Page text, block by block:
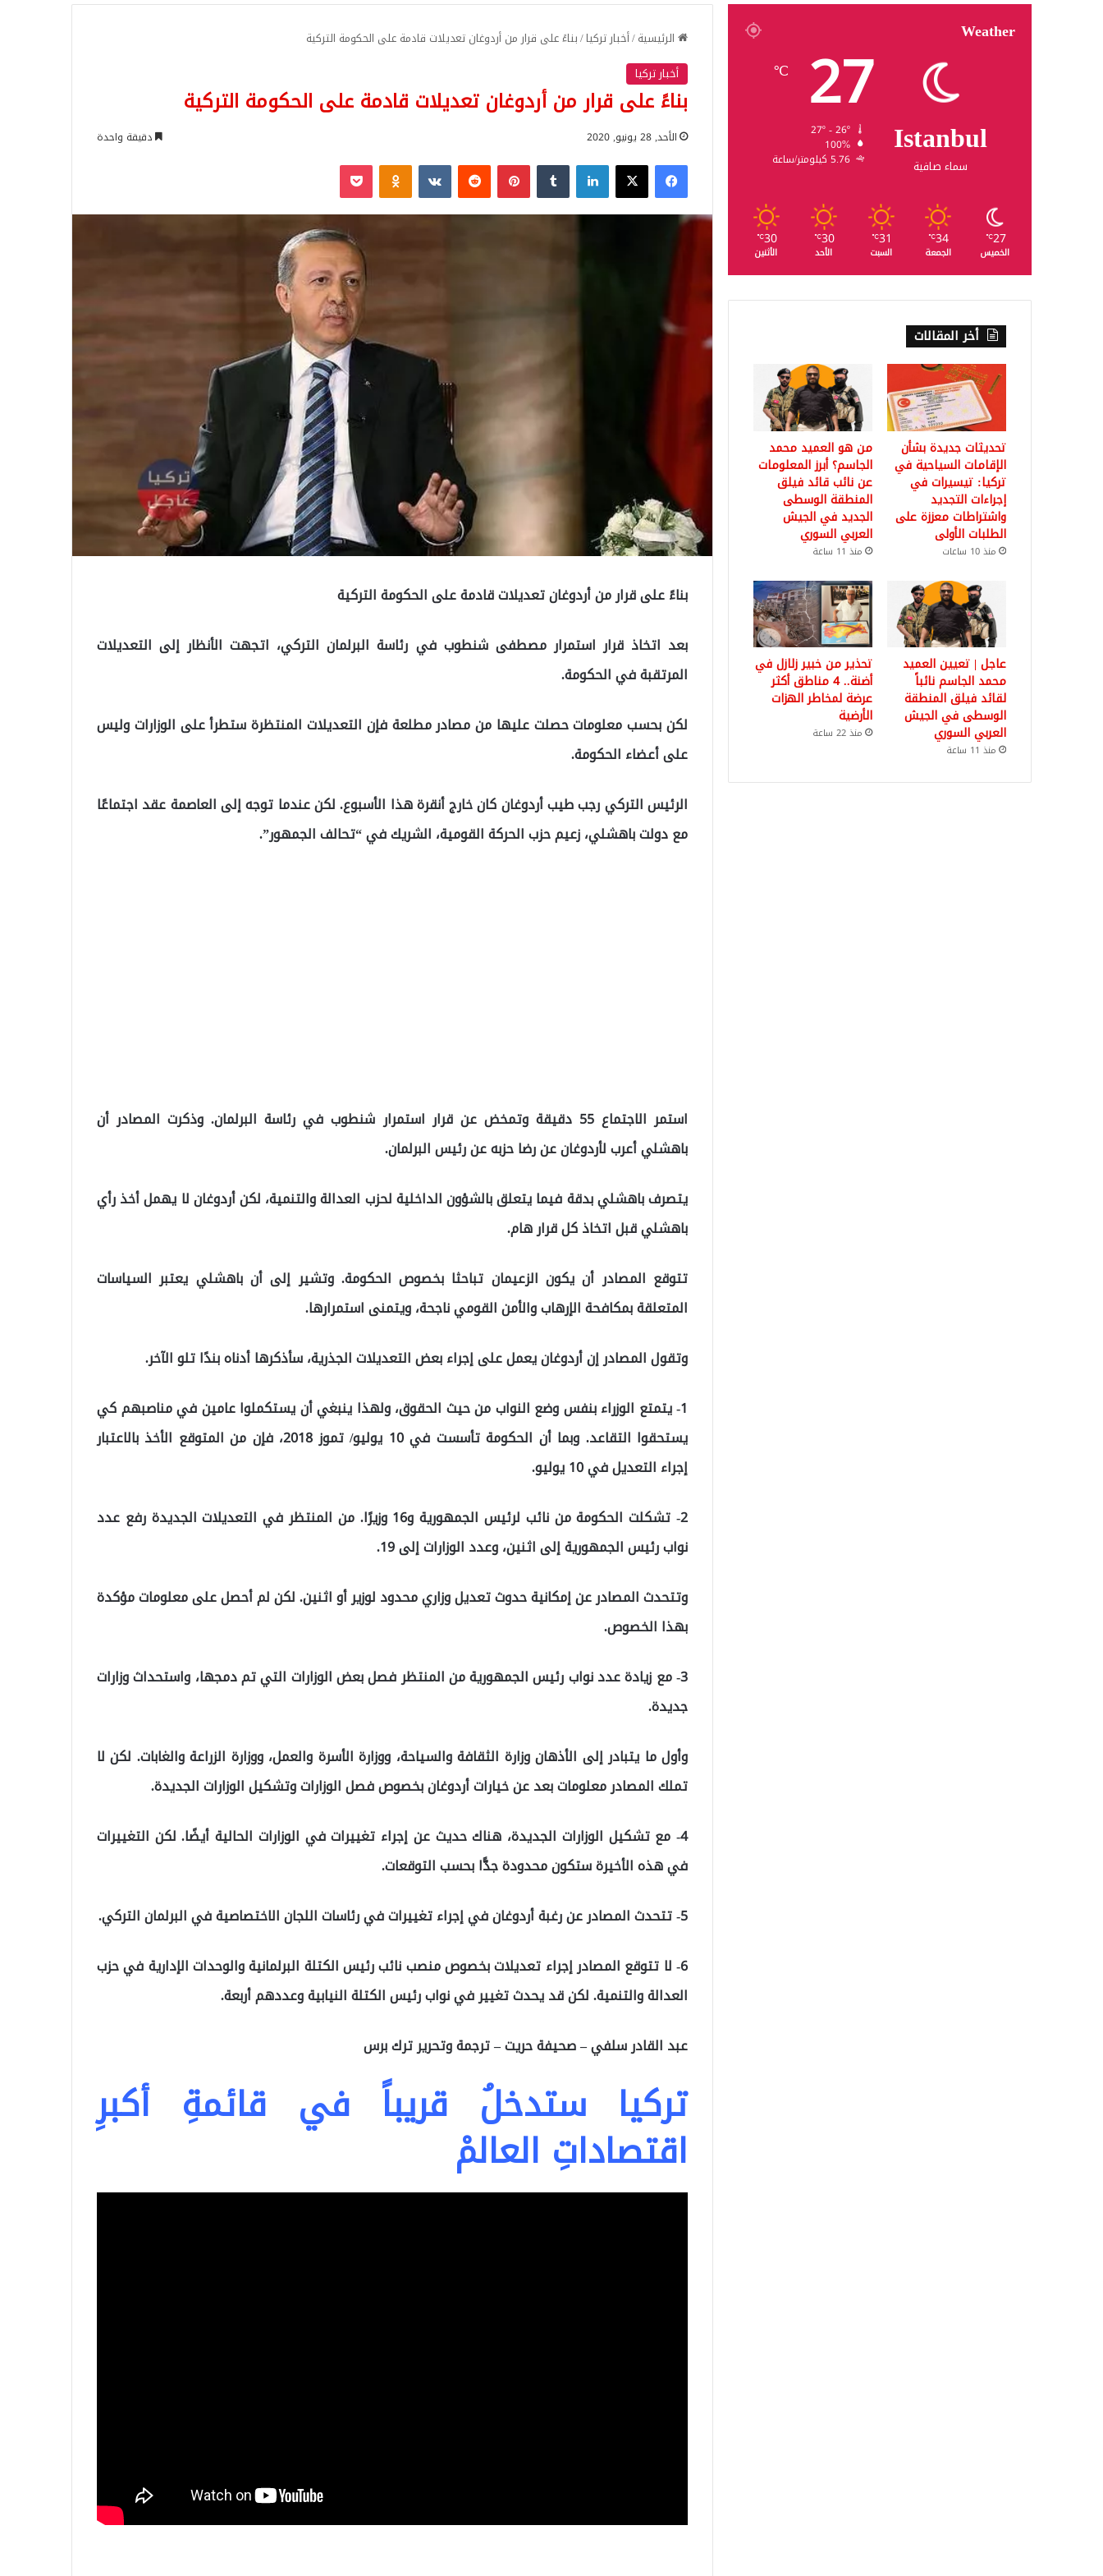
الرئيسية/أخبار تركيا/بناءً على قرار من أردوغان تعديلات قادمة على الحكومة التركية
أخبار تركيا
بناءً على قرار من أردوغان تعديلات قادمة على الحكومة التركية
الأحد, 28 يونيو, 2020 دقيقة واحدة
فيسبوك‫X لينكدإن بينتيريست Odnoklassniki
‫Pocket
بناءً على قرار من أردوغان تعديلات قادمة على الحكومة التركية
بعد اتخاذ قرار استمرار مصطفى شنطوب في رئاسة البرلمان التركي، اتجهت الأنظار إلى التعديلات
المرتقبة في الحكومة.
لكن بحسب معلومات حصلت عليها من مصادر مطلعة فإن التعديلات المنتظرة ستطرأ على الوزارات وليس
على أعضاء الحكومة.
الرئيس التركي رجب طيب أردوغان كان خارج أنقرة هذا الأسبوع. لكن عندما توجه إلى العاصمة عقد اجتماعًا
مع دولت باهشلي، زعيم حزب الحركة القومية، الشريك في “تحالف الجمهور”.
استمر الاجتماع 55 دقيقة وتمخض عن قرار استمرار شنطوب في رئاسة البرلمان. وذكرت المصادر أن
باهشلي أعرب لأردوغان عن رضا حزبه عن رئيس البرلمان.
يتصرف باهشلي بدقة فيما يتعلق بالشؤون الداخلية لحزب العدالة والتنمية، لكن أردوغان لا يهمل أخذ رأي
باهشلي قبل اتخاذ كل قرار هام.
تتوقع المصادر أن يكون الزعيمان تباحثا بخصوص الحكومة. وتشير إلى أن باهشلي يعتبر السياسات
المتعلقة بمكافحة الإرهاب والأمن القومي ناجحة، ويتمنى استمرارها.
وتقول المصادر إن أردوغان يعمل على إجراء بعض التعديلات الجذرية، سأذكرها أدناه بندًا تلو الآخر.
1- يتمتع الوزراء بنفس وضع النواب من حيث الحقوق، ولهذا ينبغي أن يستكملوا عامين في مناصبهم كي
يستحقوا التقاعد. وبما أن الحكومة تأسست في 10 يوليو/ تموز 2018، فإن من المتوقع الأخذ بالاعتبار
إجراء التعديل في 10 يوليو.
2- تشكلت الحكومة من نائب لرئيس الجمهورية و16 وزيرًا. من المنتظر في التعديلات الجديدة رفع عدد
نواب رئيس الجمهورية إلى اثنين، وعدد الوزارات إلى 19.
وتتحدث المصادر عن إمكانية حدوث تعديل وزاري محدود لوزير أو اثنين. لكن لم أحصل على معلومات مؤكدة
بهذا الخصوص.
3- مع زيادة عدد نواب رئيس الجمهورية من المنتظر فصل بعض الوزارات التي تم دمجها، واستحداث وزارات
جديدة.
وأول ما يتبادر إلى الأذهان وزارة الثقافة والسياحة، ووزارة الأسرة والعمل، ووزارة الزراعة والغابات. لكن لا
تملك المصادر معلومات بعد عن خيارات أردوغان بخصوص فصل الوزارات وتشكيل الوزارات الجديدة.
4- مع تشكيل الوزارات الجديدة، هناك حديث عن إجراء تغييرات في الوزارات الحالية أيضًا. لكن التغييرات
في هذه الأخيرة ستكون محدودة جدًّا بحسب التوقعات.
5- تتحدث المصادر عن رغبة أردوغان في إجراء تغييرات في رئاسات اللجان الاختصاصية في البرلمان التركي.
6- لا تتوقع المصادر إجراء تعديلات بخصوص منصب نائب رئيس الكتلة البرلمانية والوحدات الإدارية في حزب
العدالة والتنمية. لكن قد يحدث تغيير في نواب رئيس الكتلة النيابية وعددهم أربعة.
عبد القادر سلفي – صحيفة حريت – ترجمة وتحرير ترك برس
تركيا ستدخلُ قريباً في قائمةِ أكبرِ
اقتصاداتِ العالمْ
Weather
Istanbul
سماء صافية
27
℃
100%
5.76 كيلومتر/ساعة
27
℃
الخميس
34
℃
الجمعة
31
℃
السبت
30
℃
الأحد
30
℃
الأثنين
أخر المقالات
تحديثات جديدة بشأن
الإقامات السياحية في
تركيا: تيسيرات في
إجراءات التجديد
واشتراطات معززة على
الطلبات الأولى
منذ 10 ساعات
من هو العميد محمد
الجاسم؟ أبرز المعلومات
عن نائب قائد فيلق
المنطقة الوسطى
الجديد في الجيش
العربي السوري
منذ 11 ساعة
عاجل | تعيين العميد
محمد الجاسم نائباً
لقائد فيلق المنطقة
الوسطى في الجيش
العربي السوري
منذ 11 ساعة
تحذير من خبير زلازل في
أضنة.. 4 مناطق أكثر
عرضة لمخاطر الهزات
الأرضية
منذ 22 ساعة